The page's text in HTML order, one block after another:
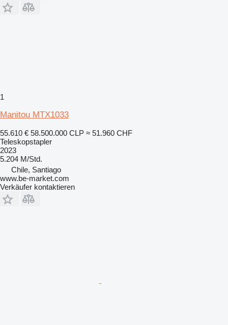
1
Manitou MTX1033
55.610 € 58.500.000 CLP ≈ 51.960 CHF
Teleskopstapler
2023
5.204 M/Std.
Chile, Santiago
www.be-market.com
Verkäufer kontaktieren